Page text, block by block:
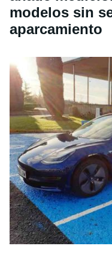
modelos sin
aparcamiento